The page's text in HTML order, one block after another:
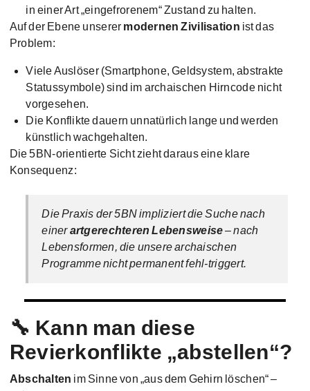
in einer Art „eingefrorenem“ Zustand zu halten.
Auf der Ebene unserer modernen Zivilisation ist das
Problem:
Viele Auslöser (Smartphone, Geldsystem, abstrakte
Statussymbole) sind im archaischen Hirncode nicht
vorgesehen.
Die Konflikte dauern unnatürlich lange und werden
künstlich wachgehalten.
Die 5BN-orientierte Sicht zieht daraus eine klare
Konsequenz:
Die Praxis der 5BN impliziert die Suche nach
einerartgerechteren Lebensweise– nach
Lebensformen, die unsere archaischen
Programme nicht permanent fehl-triggert.
🔧 Kann man diese
Revierkonflikte „abstellen“?
Abschalten im Sinne von „aus dem Gehirn löschen“ –